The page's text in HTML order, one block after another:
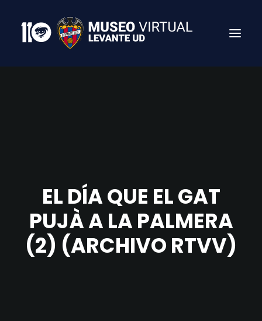
Search
EL DÍA QUE EL GAT
PUJÀ A LA PALMERA
(2) (ARCHIVO RTVV)